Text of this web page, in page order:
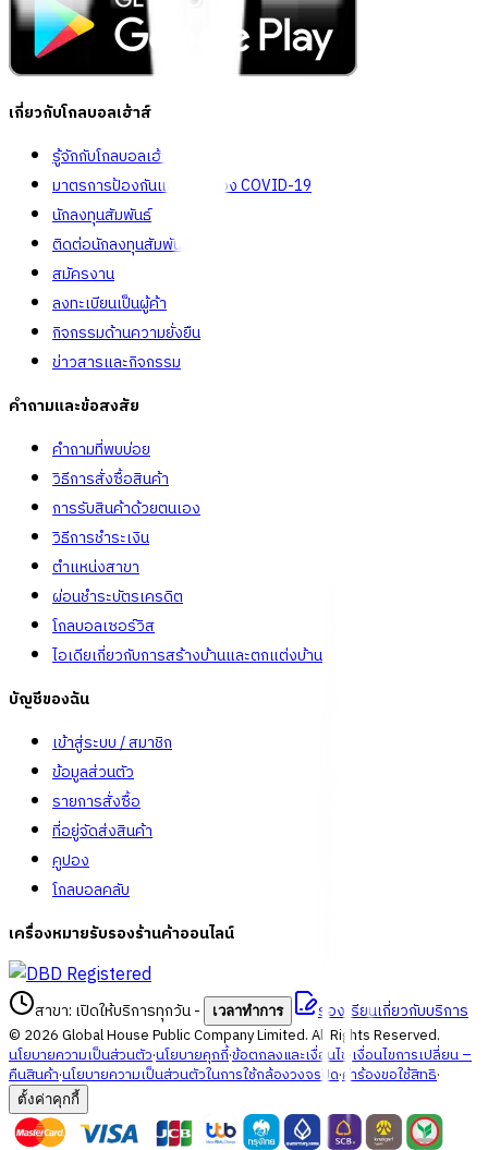
เกี่ยวกับโกลบอลเฮ้าส์
รู้จักกับโกลบอลเฮ้าส์
มาตรการป้องกันและคัดกรอง COVID-19
นักลงทุนสัมพันธ์
ติดต่อนักลงทุนสัมพันธ์
สมัครงาน
ลงทะเบียนเป็นผู้ค้า
กิจกรรมด้านความยั่งยืน
ข่าวสารและกิจกรรม
คำถามและข้อสงสัย
คำถามที่พบบ่อย
วิธีการสั่งซื้อสินค้า
การรับสินค้าด้วยตนเอง
วิธีการชำระเงิน
ตำแหน่งสาขา
ผ่อนชำระบัตรเครดิต
โกลบอลเซอร์วิส
ไอเดียเกี่ยวกับการสร้างบ้านและตกแต่งบ้าน
บัญชีของฉัน
เข้าสู่ระบบ / สมาชิก
ข้อมูลส่วนตัว
รายการสั่งซื้อ
ที่อยู่จัดส่งสินค้า
คูปอง
โกลบอลคลับ
เครื่องหมายรับรองร้านค้าออนไลน์
สาขา: เปิดให้บริการทุกวัน- เวลาทำการ ร้องเรียนเกี่ยวกับบริการ
© 2026Global House Public Company Limited. All Rights Reserved.
นโยบายความเป็นส่วนตัว·นโยบายคุกกี้·ข้อตกลงและเงื่อนไข·เงื่อนไขการเปลี่ยน –
คืนสินค้า·นโยบายความเป็นส่วนตัวในการใช้กล้องวงจรปิด·คำร้องขอใช้สิทธิ·
ตั้งค่าคุกกี้